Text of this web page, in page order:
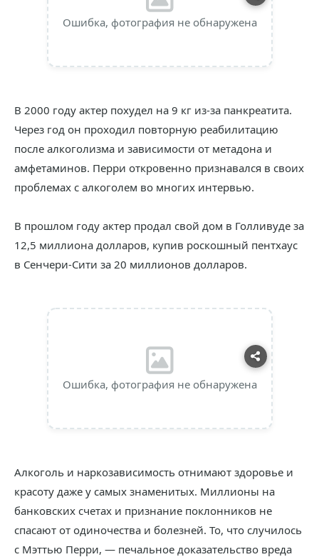
Ошибка, фотография не обнаружена
В 2000 году актер похудел на 9 кг из-за панкреатита.
Через год он проходил повторную реабилитацию
после алкоголизма и зависимости от метадона и
амфетаминов. Перри откровенно признавался в своих
проблемах с алкоголем во многих интервью.
В прошлом году актер продал свой дом в Голливуде за
12,5 миллиона долларов, купив роскошный пентхаус
в Сенчери-Сити за 20 миллионов долларов.
Ошибка, фотография не обнаружена
Алкоголь и наркозависимость отнимают здоровье и
красоту даже у самых знаменитых. Миллионы на
банковских счетах и признание поклонников не
спасают от одиночества и болезней. То, что случилось
с Мэттью Перри, — печальное доказательство вреда